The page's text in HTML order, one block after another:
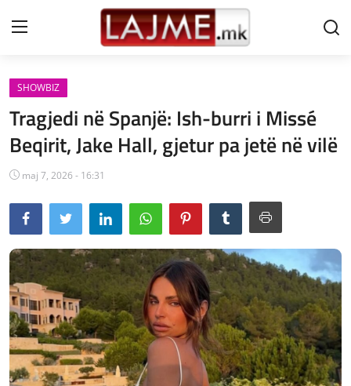
Shtëpi
LAJME MAQEDONI
SHQIPERI
KOSOVA
LAJME NGA BOTA
SHOWBIZ
SPORT
SHENDETI
JETA
SHOWBIZ
Tragjedi në Spanjë: Ish-burri i Missé
Beqirit, Jake Hall, gjetur pa jetë në vilë
maj 7, 2026 - 16:31